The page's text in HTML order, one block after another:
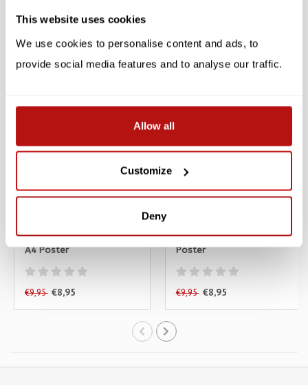
This website uses cookies
We use cookies to personalise content and ads, to
provide social media features and to analyse our traffic.
Allow all
Customize
Deny
Gerelateerde producten
Katja Rub - Kat met Vaas,
A4 Poster
€9,95 €8,95
Katja Rub - Kat Blauw, A4
Poster
€9,95 €8,95